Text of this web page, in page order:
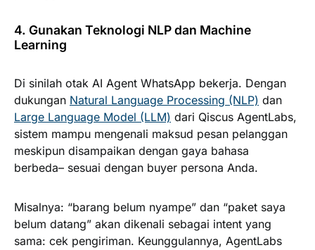
4. Gunakan Teknologi NLP dan Machine
Learning
Di sinilah otak AI Agent WhatsApp bekerja. Dengan
dukungan Natural Language Processing (NLP) dan
Large Language Model (LLM) dari Qiscus AgentLabs,
sistem mampu mengenali maksud pesan pelanggan
meskipun disampaikan dengan gaya bahasa
berbeda– sesuai dengan buyer persona Anda.
Misalnya: “barang belum nyampe” dan “paket saya
belum datang” akan dikenali sebagai intent yang
sama: cek pengiriman. Keunggulannya, AgentLabs